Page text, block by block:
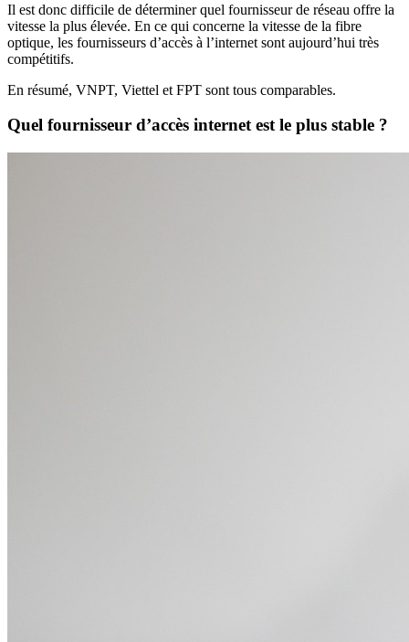
Il est donc difficile de déterminer quel fournisseur de réseau offre la
vitesse la plus élevée. En ce qui concerne la vitesse de la fibre
optique, les fournisseurs d’accès à l’internet sont aujourd’hui très
compétitifs.
En résumé, VNPT, Viettel et FPT sont tous comparables.
Quel fournisseur d’accès internet est le plus stable ?